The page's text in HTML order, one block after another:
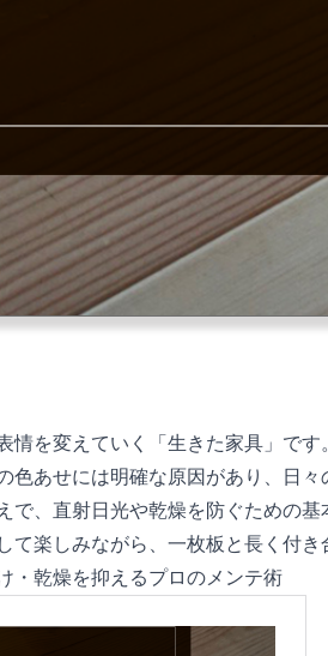
情を変えていく「生きた家具」で
色あせには明確な原因があり、日
で、直射日光や乾燥を防ぐための
て楽しみながら、一枚板と長く付
・乾燥を抑えるプロのメンテ術